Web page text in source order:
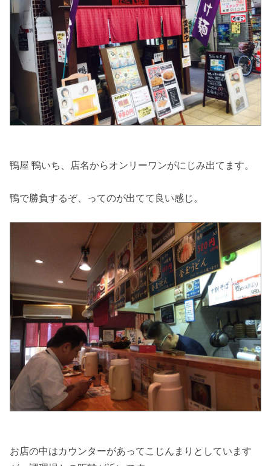
鴨屋 鴨いち、店名からオンリーワンがにじみ出てます。
鴨で勝負するぞ、ってのが出てて良い感じ。
お店の中はカウンターがあってこじんまりとしています